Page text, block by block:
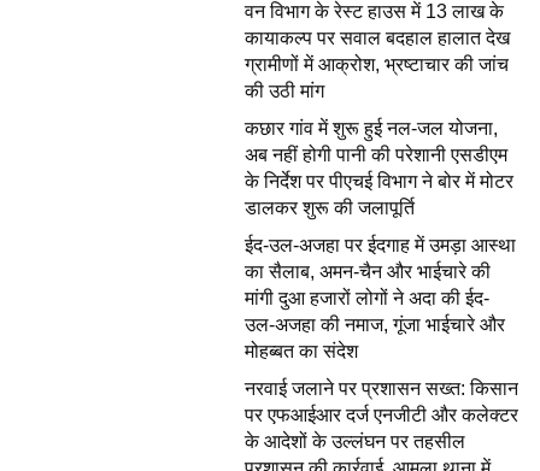
वन विभाग के रेस्ट हाउस में 13 लाख के
कायाकल्प पर सवाल बदहाल हालात देख
ग्रामीणों में आक्रोश, भ्रष्टाचार की जांच
की उठी मांग
कछार गांव में शुरू हुई नल-जल योजना,
अब नहीं होगी पानी की परेशानी एसडीएम
के निर्देश पर पीएचई विभाग ने बोर में मोटर
डालकर शुरू की जलापूर्ति
ईद-उल-अजहा पर ईदगाह में उमड़ा आस्था
का सैलाब, अमन-चैन और भाईचारे की
मांगी दुआ हजारों लोगों ने अदा की ईद-
उल-अजहा की नमाज, गूंजा भाईचारे और
मोहब्बत का संदेश
नरवाई जलाने पर प्रशासन सख्त: किसान
पर एफआईआर दर्ज एनजीटी और कलेक्टर
के आदेशों के उल्लंघन पर तहसील